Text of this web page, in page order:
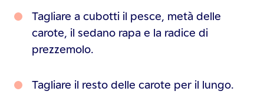
Tagliare a cubotti il pesce, metà delle
carote, il sedano rapa e la radice di
prezzemolo.
Tagliare il resto delle carote per il lungo.